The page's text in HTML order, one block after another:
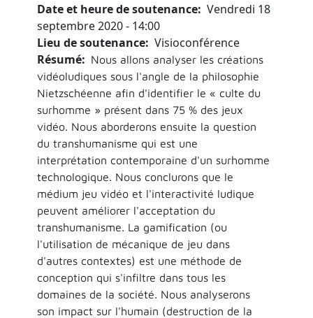
Date et heure de soutenance
Vendredi 18
septembre 2020 - 14:00
Lieu de soutenance
Visioconférence
Résumé
Nous allons analyser les créations
vidéoludiques sous l'angle de la philosophie
Nietzschéenne afin d'identifier le « culte du
surhomme » présent dans 75 % des jeux
vidéo. Nous aborderons ensuite la question
du transhumanisme qui est une
interprétation contemporaine d'un surhomme
technologique. Nous conclurons que le
médium jeu vidéo et l'interactivité ludique
peuvent améliorer l'acceptation du
transhumanisme. La gamification (ou
l'utilisation de mécanique de jeu dans
d'autres contextes) est une méthode de
conception qui s'infiltre dans tous les
domaines de la société. Nous analyserons
son impact sur l'humain (destruction de la